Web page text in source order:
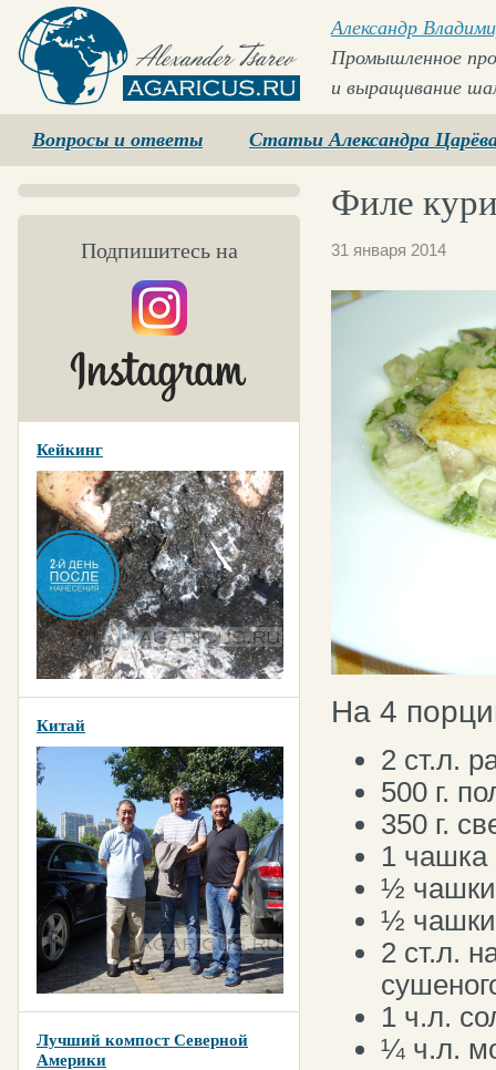
Agaricus.ru
Александр
Промышленное
и выращивание
Вопросы и ответы Статьи Александра
Подпишитесь на
Кейкинг
Китай
Лучший компост Северной
Америки
Филе
31 января 2014
На 4
2 ст.л.
500 г.
350 г.
1 чашка
½ чашки
½ чашки
2 ст.л.
1 ч.л.
¼ ч.л.